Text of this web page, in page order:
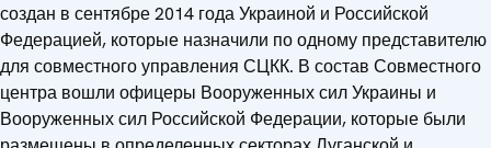
создан в сентябре 2014 года Украиной и Российской
Федерацией, которые назначили по одному представителю
для совместного управления СЦКК. В состав Совместного
центра вошли офицеры Вооруженных сил Украины и
Вооруженных сил Российской Федерации, которые были